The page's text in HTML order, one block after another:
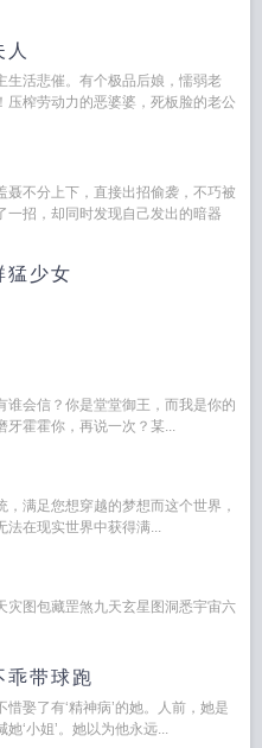
生活悲催。有个极品后娘，懦弱老
压榨劳动力的恶婆婆，死板脸的老公
聂不分上下，直接出招偷袭，不巧被
一招，却同时发现自己发出的暗器
猛少女
谁会信？你是堂堂御王，而我是你的
牙霍霍你，再说一次？某...
，满足您想穿越的梦想而这个世界，
法在现实世界中获得满...
灾图包藏罡煞九天玄星图洞悉宇宙六
乖带球跑
娶了有‘精神病’的她。人前，她是
‘小姐’。她以为他永远...